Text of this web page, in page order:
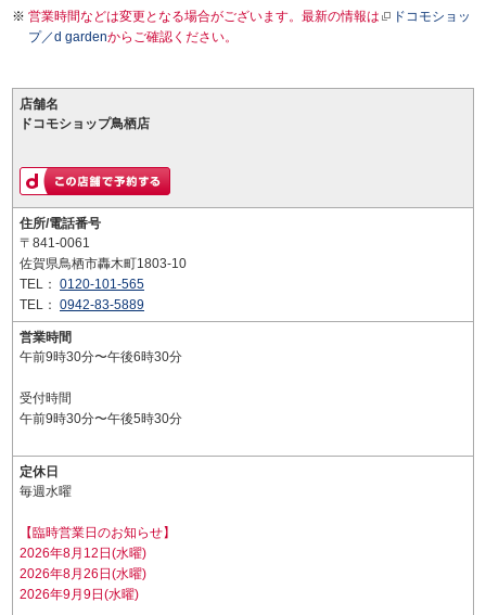
営業時間などは変更となる場合がございます。最新の情報は
ドコモショッ
プ／d gardenからご確認ください。
店舗名
ドコモショップ鳥栖店
住所/電話番号
〒841-0061
佐賀県鳥栖市轟木町1803-10
TEL： 0120-101-565
TEL： 0942-83-5889
営業時間
午前9時30分〜午後6時30分
受付時間
午前9時30分〜午後5時30分
定休日
毎週水曜
【臨時営業日のお知らせ】
2026年8月12日(水曜)
2026年8月26日(水曜)
2026年9月9日(水曜)